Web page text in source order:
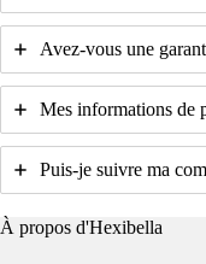
Avez-vous une
Mes informations de
Puis-je suivre ma
À propos d'Hexibella